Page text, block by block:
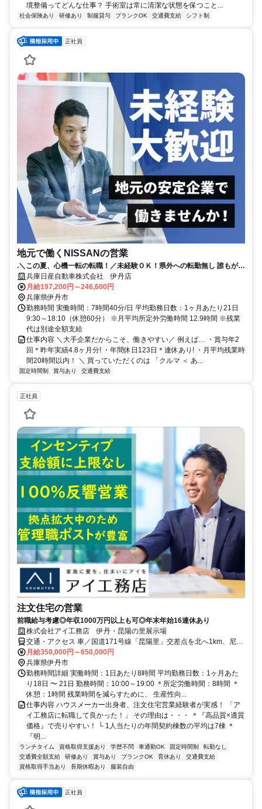
境整備ってどんな仕事？ 手術室は常に清潔な状態を保つこと...
社会保険あり 研修あり 制服貸与 ブランクOK 交通費支給 シフト制
正社員
地元で働くNISSANの営業
.＼この夏、心機一転の転職！／未経験ＯＫ！県外への転勤無し 誰もが知
る安心な会社！賞与4.8か月分（昨年実績）｜年間休日123日
兵庫日産自動車株式会社 伊丹店
月給197,200円～246,600円
兵庫県伊丹市
勤務時間 実働時間：7時間40分/日 平均勤務日数：1ヶ月あたり21日
9:30～18:10（休憩60分） ※月平均所定外労働時間 12.9時間 ※残業
代は別途全額支給
仕事内容 ＼大手企業だからこそ、働きやすい／ 例えば… ・賞与年2
回＊昨年実績4.8ヶ月分! ・年間休日123日＊連休あり! ・月平均残業時
間20時間以内！ ＼ 買っていただくのは 「クルマ ＜ あ...
固定時間制 賞与あり 交通費支給
正社員
注文住宅の営業
前職給与考慮◎年収1000万円以上も可◎年末年始16連休あり
株式会社アイ工務店 伊丹・昆陽の里展示場
交通・アクセス 車／国道171号線「昆陽里」交差点を北へ1km、尼崎
宝塚線「池尻」停留所前 電車・バス／JR「伊丹」駅、阪急「伊丹」
駅から伊丹市営バス「池尻」停留所下車
月給350,000円～650,000円
兵庫県伊丹市
勤務時間詳細 実働時間：1日あたり8時間 平均勤務日数：1ヶ月あた
り18日 〜 21日 勤務時間：10:00～19:00 ＊所定労働時間：8時間 ＊
休憩：1時間 残業時間を減らすために、 生産性向...
仕事内容 ハウスメーカー出身者、注文住宅営業経験者が実感！ 「ア
イ工務店に転職して良かった！」 その理由は・・・ ＊『高品質×適質
価格』で売りやすい！ └ 1人当たりの年間契約棟数の平均は7棟 ＊
『明...
ランチタイム 資格取得支援あり 学歴不問 車通勤OK 固定時間制
転勤なし
交通費全額支給
研修あり 賞与あり ブランクOK 育休あり
交通費支給
資格取得手当あり
長期休暇あり 服装自由
正社員